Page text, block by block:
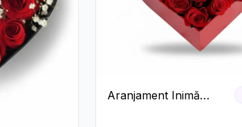
Aranjament Inimă